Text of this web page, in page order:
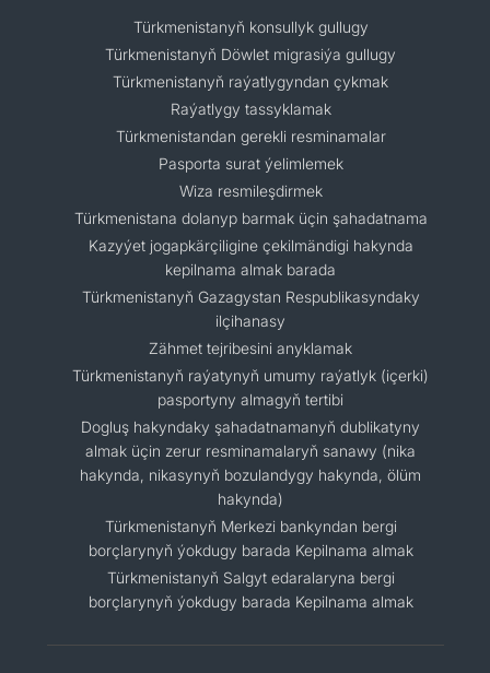
Türkmenistanyň konsullyk gullugy
Türkmenistanyň Döwlet migrasiýa gullugy
Türkmenistanyň raýatlygyndan çykmak
Raýatlygy tassyklamak
Türkmenistandan gerekli resminamalar
Pasporta surat ýelimlemek
Wiza resmileşdirmek
Türkmenistana dolanyp barmak üçin şahadatnama
Kazyýet jogapkärçiligine çekilmändigi hakynda
kepilnama almak barada
Türkmenistanyň Gazagystan Respublikasyndaky
ilçihanasy
Zähmet tejribesini anyklamak
Türkmenistanyň raýatynyň umumy raýatlyk (içerki)
pasportyny almagyň tertibi
Dogluş hakyndaky şahadatnamanyň dublikatyny
almak üçin zerur resminamalaryň sanawy (nika
hakynda, nikasynyň bozulandygy hakynda, ölüm
hakynda)
Türkmenistanyň Merkezi bankyndan bergi
borçlarynyň ýokdugy barada Kepilnama almak
Türkmenistanyň Salgyt edaralaryna bergi
borçlarynyň ýokdugy barada Kepilnama almak